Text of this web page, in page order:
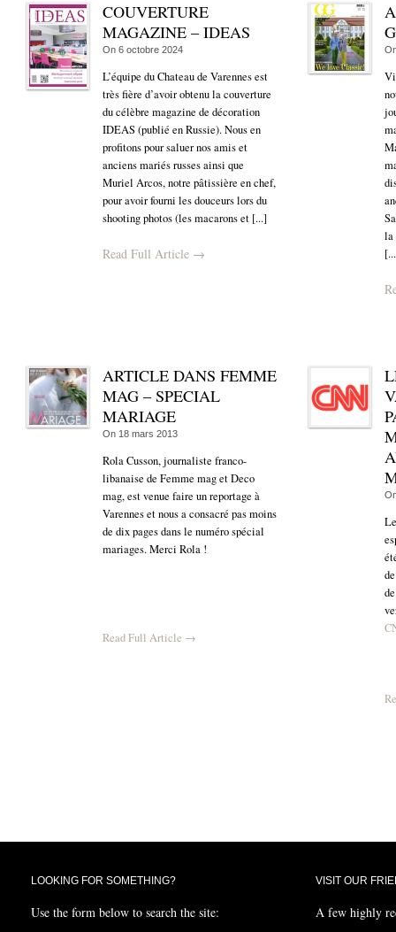
COUVERTURE
MAGAZINE – IDEAS
On 6 octobre 2024
L’équipe du Chateau de Varennes est
très fière d’avoir obtenu la couverture
du célèbre magazine de décoration
IDEAS (publié en Russie). Nous en
profitons pour saluer nos amis et
anciens mariés russes ainsi que
Muriel Arcos, notre pâtissière en chef,
pour avoir fourni les douceurs lors du
shooting photos (les macarons et [...]
Read Full Article →
la
ARTICLE DANS FEMME
MAG – SPECIAL
MARIAGE
On 18 mars 2013
Rola Cusson, journaliste franco-
libanaise de Femme mag et Deco
mag, est venue faire un reportage à
Varennes et nous a consacré pas moins
de dix pages dans le numéro spécial
mariages. Merci Rola !
Read Full Article →
LOOKING FOR SOMETHING?
Use the form below to search the site:
VISIT OUR
A few highly